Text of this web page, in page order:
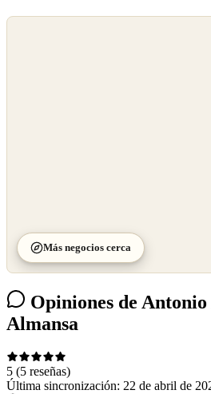
Más negocios cerca
Opiniones de
Almansa
5 (5 reseñas)
Última sincronización: 22 de abril de